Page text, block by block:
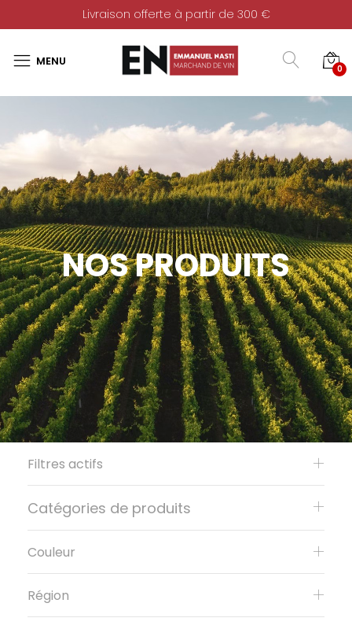
Livraison offerte à partir de 300 €
0
NOS PRODUITS
Filtres actifs
Catégories de produits
Couleur
Région